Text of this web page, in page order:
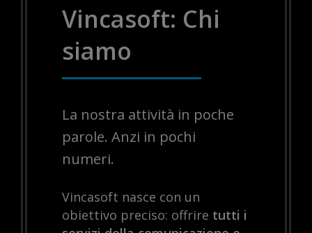
Vincasoft: Chi
siamo
La nostra attività in poche
parole. Anzi in pochi
numeri.
Vincasoft nasce con un
obiettivo preciso: offrire tutti i